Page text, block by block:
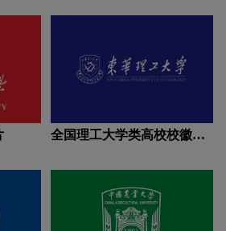
logo设计 棕色logo设计
全国理工大学类高校校徽设